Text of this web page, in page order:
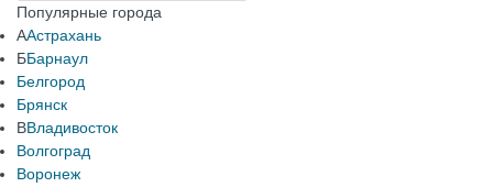
Популярные города
ААстрахань
ББарнаул
Белгород
Брянск
ВВладивосток
Волгоград
Воронеж